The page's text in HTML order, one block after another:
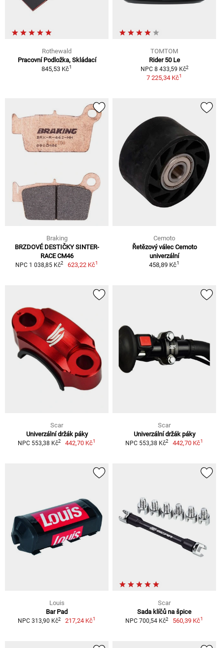
Rothewald
Pracovní Podložka, Skládací
845,53 Kč1
TOMTOM
Rider 50 Le
NPC 8 433,59 Kč2
7 225,34 Kč1
Braking
BRZDOVÉ DESTIČKY SINTER-
RACE CM46
NPC 1 038,85 Kč2 623,22 Kč1
Cemoto
Řetězový válec Cemoto
univerzální
458,89 Kč1
Scar
Univerzální držák páky
NPC 553,38 Kč2 442,70 Kč1
Scar
Univerzální držák páky
NPC 553,38 Kč2 442,70 Kč1
Louis
Bar Pad
NPC 313,90 Kč2 217,24 Kč1
Scar
Sada klíčů na špice
NPC 700,54 Kč2 560,39 Kč1